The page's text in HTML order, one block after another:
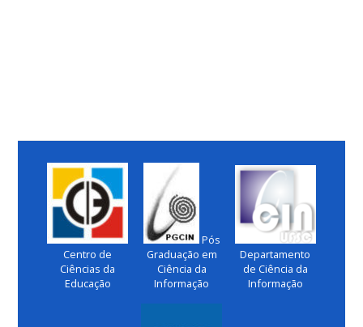
Centro de
Ciências da
Educação
Pós
Graduação em
Ciência da
Informação
Departamento
de Ciência da
Informação